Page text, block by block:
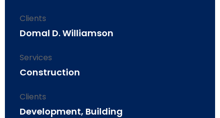
Clients
Domal D. Williamson
Services
Construction
Clients
Development, Building